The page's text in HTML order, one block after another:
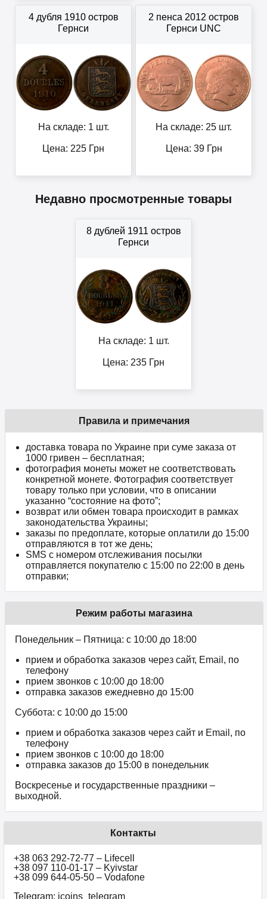
4 дубля 1910 остров
Гернси
На складе: 1 шт.
Цена: 225 Грн
2 пенса 2012 остров
Гернси UNC
На складе: 25 шт.
Цена: 39Грн
Недавно просмотренные товары
8 дублей 1911 остров
Гернси
На складе: 1 шт.
Цена: 235 Грн
Правила и примечания
доставка товара по Украине при суме заказа от
1000 гривен – бесплатная;
фотография монеты может не соответствовать
конкретной монете. Фотография соответствует
товару только при условии, что в описании
указанно “состояние на фото”;
возврат или обмен товара происходит в рамках
законодательства Украины;
заказы по предоплате, которые оплатили до 15:00
отправляются в тот же день;
SMS с номером отслеживания посылки
отправляется покупателю с 15:00 по 22:00 в день
отправки;
Режим работы магазина
Понедельник – Пятница: с 10:00 до 18:00
прием и обработка заказов через сайт, Email, по
телефону
прием звонков c 10:00 до 18:00
отправка заказов ежедневно до 15:00
Суббота: с 10:00 до 15:00
прием и обработка заказов через сайт и Email, по
телефону
прием звонков c 10:00 до 18:00
отправка заказов до 15:00 в понедельник
Воскресенье и государственные праздники –
выходной.
Контакты
+38 063 292-72-77 – Lifecell
+38 097 110-01-17 – Kyivstar
+38 099 644-05-50 – Vodafone
Telegram: icoins_telegram